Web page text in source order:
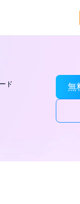
ド
無